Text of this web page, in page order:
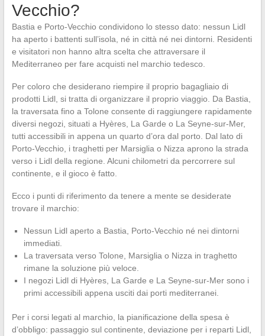
Vecchio?
Bastia e Porto-Vecchio condividono lo stesso dato: nessun Lidl
ha aperto i battenti sull’isola, né in città né nei dintorni. Residenti
e visitatori non hanno altra scelta che attraversare il
Mediterraneo per fare acquisti nel marchio tedesco.
Per coloro che desiderano riempire il proprio bagagliaio di
prodotti Lidl, si tratta di organizzare il proprio viaggio. Da Bastia,
la traversata fino a Tolone consente di raggiungere rapidamente
diversi negozi, situati a Hyères, La Garde o La Seyne-sur-Mer,
tutti accessibili in appena un quarto d’ora dal porto. Dal lato di
Porto-Vecchio, i traghetti per Marsiglia o Nizza aprono la strada
verso i Lidl della regione. Alcuni chilometri da percorrere sul
continente, e il gioco è fatto.
Ecco i punti di riferimento da tenere a mente se desiderate
trovare il marchio:
Nessun Lidl aperto a Bastia, Porto-Vecchio né nei dintorni
immediati.
La traversata verso Tolone, Marsiglia o Nizza in traghetto
rimane la soluzione più veloce.
I negozi Lidl di Hyères, La Garde e La Seyne-sur-Mer sono i
primi accessibili appena usciti dai porti mediterranei.
Per i corsi legati al marchio, la pianificazione della spesa è
d’obbligo: passaggio sul continente, deviazione per i reparti Lidl,